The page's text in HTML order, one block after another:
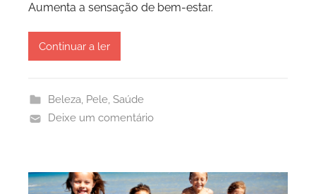
Aumenta a sensação de bem-estar.
Continuar a ler
Beleza, Pele, Saúde
Deixe um comentário